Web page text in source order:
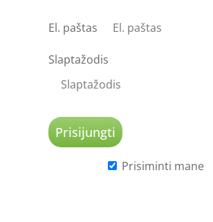
El. paštas
Slaptažodis
Prisiminti mane